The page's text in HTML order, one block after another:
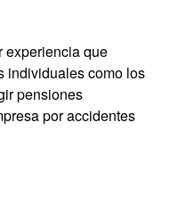
experiencia que
individuales como los
pensiones
por accidentes